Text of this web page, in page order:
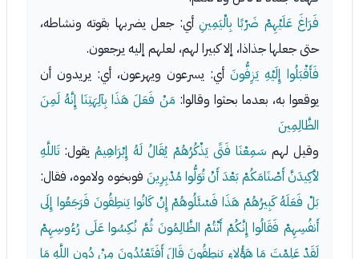
فَرَاغَ عَلَيْهِمْ ضَرْبًا بِالْيَمِينِ أي: جعل يضربها بقوته ونشاطه،
حتى جعلها جذاذا، إلا كبيرا لهم، لعلهم إليه يرجعون.
فَأَقْبَلُوا إِلَيْهِ يَزِفُّونَ أي: يسرعون ويهرعون، أي: يريدون أن
يوقعوا به، بعدما بحثوا وقالوا: مَنْ فَعَلَ هَذَا بِآلِهَتِنَا إِنَّهُ لَمِنَ
الظَّالِمِينَ
وقيل لهم سَمِعْنَا فَتًى يَذْكُرُهُمْ يُقَالُ لَهُ إِبْرَاهِيمُيقول:تَاللَّهِ
لأكِيدَنَّ أَصْنَامَكُمْ بَعْدَ أَنْ تُوَلُّوا مُدْبِرِينَ فوبخوه ولاموه، فقال:
بَلْ فَعَلَهُ كَبِيرُهُمْ هَذَا فَسْئَلُوهُمْ إِنْ كَانُوا يَنطِقُونَ فَرَجَعُوا إِلَى
أَنفُسِهِمْ فَقَالُوا إِنَّكُمْ أَنْتُمْ الظَّالِمُونَ ثُمَّ نُكِسُوا عَلَى رُءُوسِهِمْ
لَقَدْ عَلِمْتَ مَا هَؤُلاءِ يَنطِقُونَ قَالَ أَفَتَعْبُدُونَ مِنْ دُونِ اللَّهِ مَا